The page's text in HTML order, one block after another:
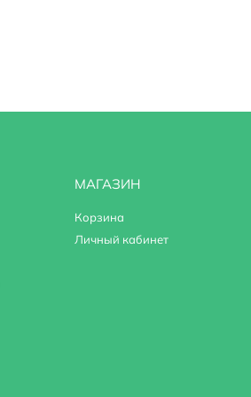
МАГАЗИН
Корзина
Личный кабинет